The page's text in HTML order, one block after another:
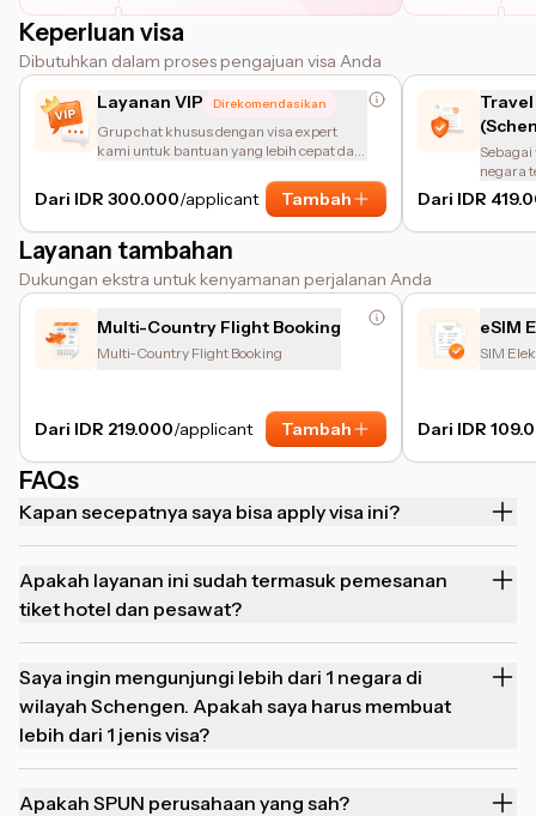
Keperluan visa
Dibutuhkan dalam proses pengajuan visa Anda
Layanan VIP
Direkomendasikan
Grup chat khusus dengan visa expert
kami untuk bantuan yang lebih cepat dan
Dari IDR 300.000/applicant Tambah
negara
dapat
masuk.
lebih
negara
Dari IDR
Layanan tambahan
Dukungan ekstra untuk kenyamanan perjalanan Anda
Multi-Country Flight Booking
Multi-Country Flight Booking
Dari IDR 219.000/applicant Tambah
eSIM
SIM
Dari IDR
FAQs
Kapan secepatnya saya bisa apply visa ini?
Apakah layanan ini sudah termasuk pemesanan
tiket hotel dan pesawat?
Saya ingin mengunjungi lebih dari 1 negara di
wilayah Schengen. Apakah saya harus membuat
lebih dari 1 jenis visa?
Apakah SPUN perusahaan yang sah?